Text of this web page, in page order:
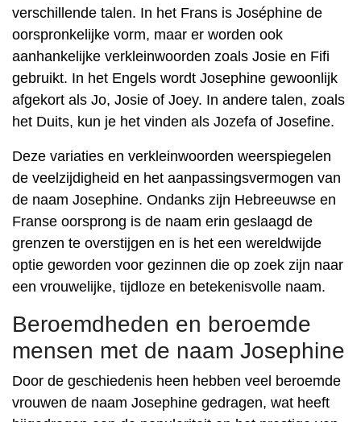
verschillende talen. In het Frans is Joséphine de
oorspronkelijke vorm, maar er worden ook
aanhankelijke verkleinwoorden zoals Josie en Fifi
gebruikt. In het Engels wordt Josephine gewoonlijk
afgekort als Jo, Josie of Joey. In andere talen, zoals
het Duits, kun je het vinden als Jozefa of Josefine.
Deze variaties en verkleinwoorden weerspiegelen
de veelzijdigheid en het aanpassingsvermogen van
de naam Josephine. Ondanks zijn Hebreeuwse en
Franse oorsprong is de naam erin geslaagd de
grenzen te overstijgen en is het een wereldwijde
optie geworden voor gezinnen die op zoek zijn naar
een vrouwelijke, tijdloze en betekenisvolle naam.
Beroemdheden en beroemde
mensen met de naam Josephine
Door de geschiedenis heen hebben veel beroemde
vrouwen de naam Josephine gedragen, wat heeft